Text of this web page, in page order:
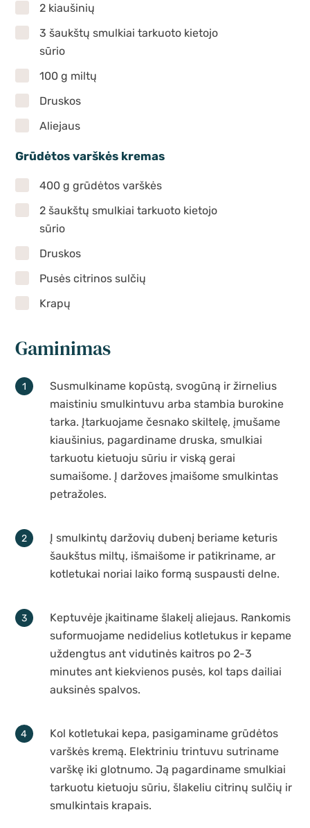
2 kiaušinių
3 šaukštų smulkiai tarkuoto kietojo
sūrio
100 g miltų
Druskos
Aliejaus
Grūdėtos varškės kremas
400 g grūdėtos varškės
2 šaukštų smulkiai tarkuoto kietojo
sūrio
Druskos
Pusės citrinos sulčių
Krapų
Gaminimas
Susmulkiname kopūstą, svogūną ir žirnelius
maistiniu smulkintuvu arba stambia burokine
tarka. Įtarkuojame česnako skiltelę, įmušame
kiaušinius, pagardiname druska, smulkiai
tarkuotu kietuoju sūriu ir viską gerai
sumaišome. Į daržoves įmaišome smulkintas
petražoles.
Į smulkintų daržovių dubenį beriame keturis
šaukštus miltų, išmaišome ir patikriname, ar
kotletukai noriai laiko formą suspausti delne.
Keptuvėje įkaitiname šlakelį aliejaus. Rankomis
suformuojame nedidelius kotletukus ir kepame
uždengtus ant vidutinės kaitros po 2-3
minutes ant kiekvienos pusės, kol taps dailiai
auksinės spalvos.
Kol kotletukai kepa, pasigaminame grūdėtos
varškės kremą. Elektriniu trintuvu sutriname
varškę iki glotnumo. Ją pagardiname smulkiai
tarkuotu kietuoju sūriu, šlakeliu citrinų sulčių ir
smulkintais krapais.